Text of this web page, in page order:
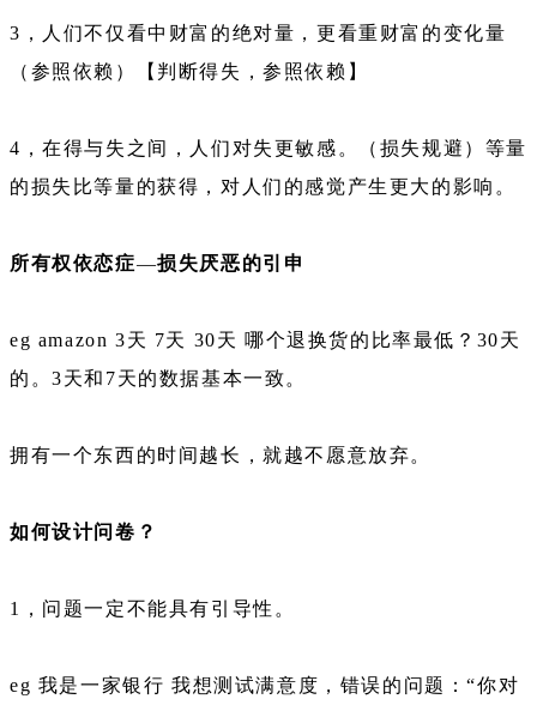
3，人们不仅看中财富的绝对量，更看重财富的变化量
（参照依赖）【判断得失，参照依赖】
4，在得与失之间，人们对失更敏感。（损失规避）等量
的损失比等量的获得，对人们的感觉产生更大的影响。
所有权依恋症—损失厌恶的引申
eg amazon 3天 7天 30天 哪个退换货的比率最低？30天
的。3天和7天的数据基本一致。
拥有一个东西的时间越长，就越不愿意放弃。
如何设计问卷？
1，问题一定不能具有引导性。
eg 我是一家银行 我想测试满意度，错误的问题：“你对